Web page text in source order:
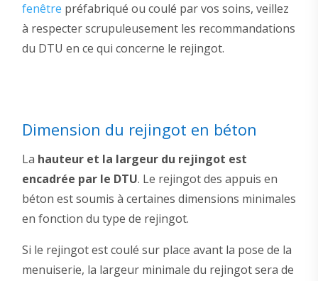
fenêtre préfabriqué ou coulé par vos soins, veillez
à respecter scrupuleusement les recommandations
du DTU en ce qui concerne le rejingot.
Dimension du rejingot en béton
La hauteur et la largeur du rejingot est
encadrée par le DTU. Le rejingot des appuis en
béton est soumis à certaines dimensions minimales
en fonction du type de rejingot.
Si le rejingot est coulé sur place avant la pose de la
menuiserie, la largeur minimale du rejingot sera de